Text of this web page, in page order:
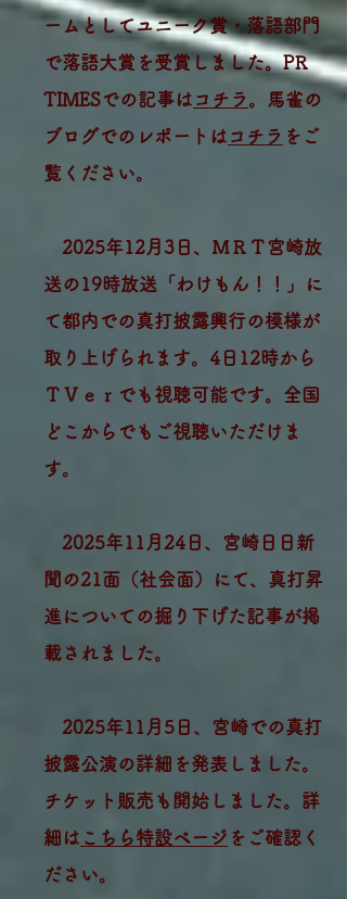
ームとしてユニーク賞・落語部門
で落語大賞を受賞しました。PR
TIMESでの記事は コチラ 。馬雀の
ブログでのレポートは コチラ をご
覧ください。
2025年12月3日、ＭＲＴ宮崎放
送の19時放送「わけもん！！」に
て都内での真打披露興行の模様が
取り上げられます。4日12時から
ＴＶｅｒでも視聴可能です。全国
どこからでもご視聴いただけま
す。
2025年11月24日、宮崎日日新
聞の21面（社会面）にて、真打昇
進についての掘り下げた記事が掲
載されました。
2025年11月5日、宮崎での真打
披露公演の詳細を発表しました。
チケット販売も開始しました。詳
細は こちら特設ページ をご確認く
ださい。